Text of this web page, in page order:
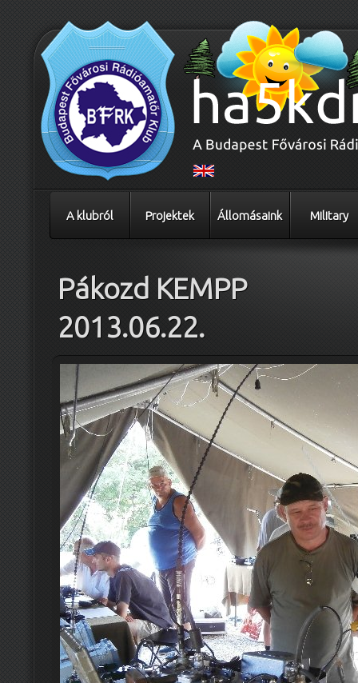
A klubról Projektek Állomásaink Military
Pákozd KEMPP
2013.06.22.